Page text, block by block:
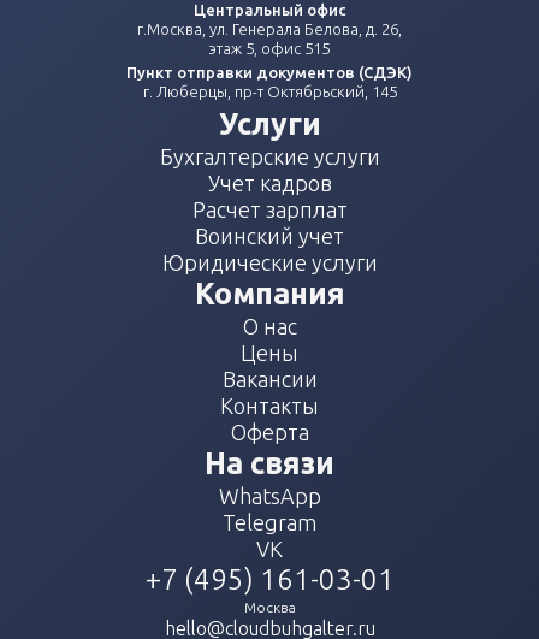
Центральный офис
г.Москва, ул. Генерала Белова, д. 26,
этаж 5, офис 515
Пункт отправки документов (СДЭК)
г. Люберцы, пр-т Октябрьский, 145
Услуги
Бухгалтерские услуги
Учет кадров
Расчет зарплат
Воинский учет
Юридические услуги
Компания
О нас
Цены
Вакансии
Контакты
Оферта
На связи
WhatsApp
Telegram
VK
+7 (495) 161-03-01
Москва
hello@cloudbuhgalter.ru